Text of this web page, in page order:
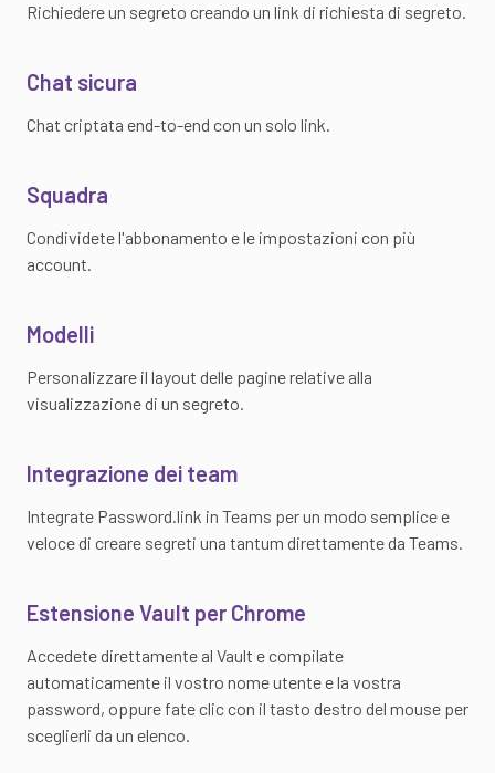
Richiedere un segreto creando un link di richiesta di segreto.
Chat sicura
Chat criptata end-to-end con un solo link.
Squadra
Condividete l'abbonamento e le impostazioni con più
account.
Modelli
Personalizzare il layout delle pagine relative alla
visualizzazione di un segreto.
Integrazione dei team
Integrate Password.link in Teams per un modo semplice e
veloce di creare segreti una tantum direttamente da Teams.
Estensione Vault per Chrome
Accedete direttamente al Vault e compilate
automaticamente il vostro nome utente e la vostra
password, oppure fate clic con il tasto destro del mouse per
sceglierli da un elenco.